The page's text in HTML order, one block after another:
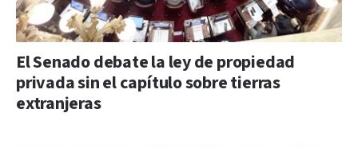
El Senado debate la ley de propiedad
privada sin el capítulo sobre tierras
extranjeras